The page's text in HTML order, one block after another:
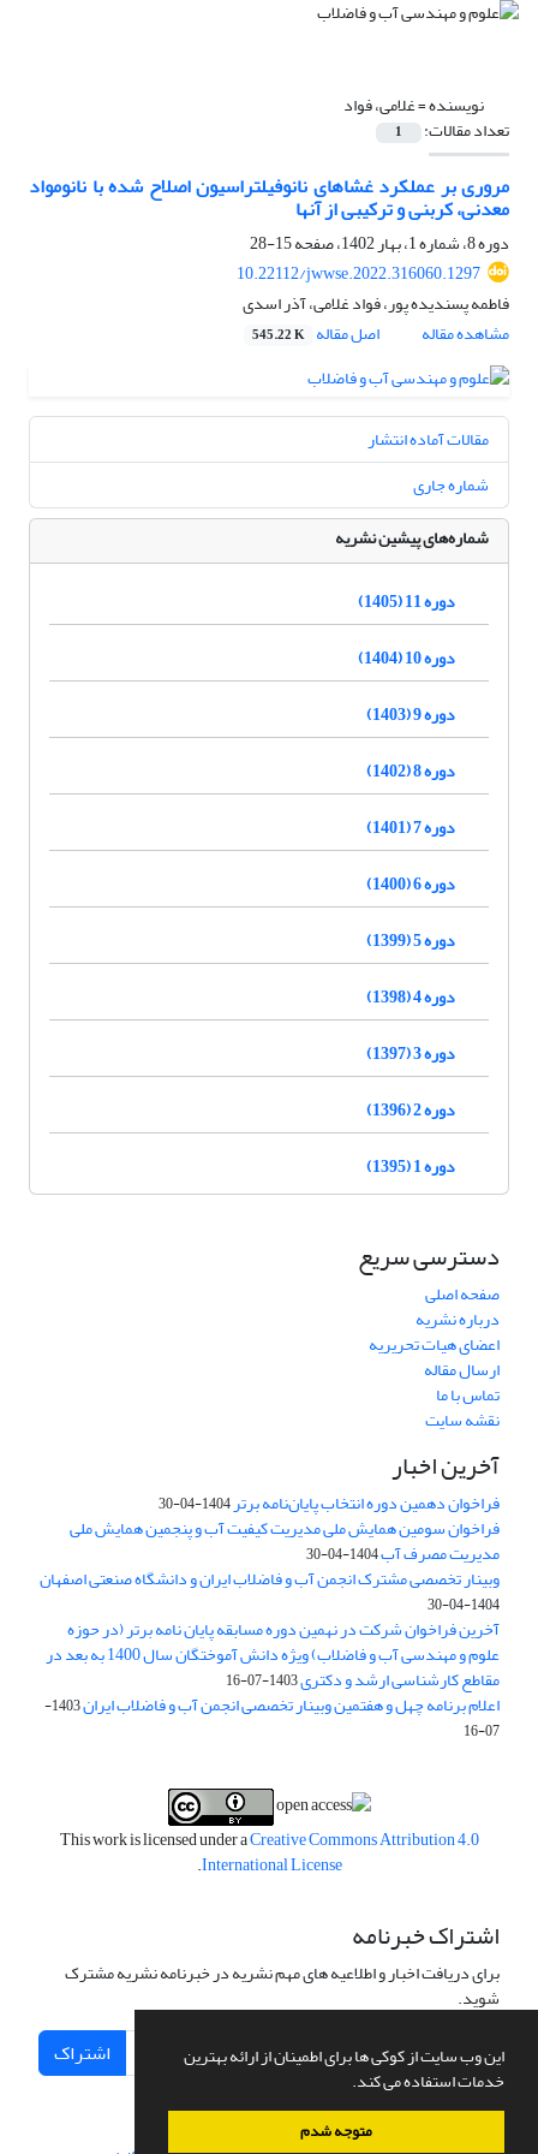
این وب سایت از کوکی ها برای اطمینان از ارائه بهترین
خدمات استفاده می کند.
متوجه شدم
نویسنده =غلامی، فواد
تعداد مقالات: 1
مروری بر عملکرد غشاهای نانوفیلتراسیون اصلاح شده با نانومواد
معدنی، کربنی و ترکیبی از آن‎ها
دوره 8، شماره 1، بهار 1402، صفحه
15-28
10.22112/jwwse.2022.316060.1297
فاطمه پسندیده پور، فواد غلامی، آذر اسدی
مشاهده مقاله
اصل مقاله 545.22 K
مقالات آماده انتشار
شماره جاری
شماره‌های پیشین نشریه
دوره 11 (1405)
دوره 10 (1404)
دوره 9 (1403)
دوره 8 (1402)
دوره 7 (1401)
دوره 6 (1400)
دوره 5 (1399)
دوره 4 (1398)
دوره 3 (1397)
دوره 2 (1396)
دوره 1 (1395)
دسترسی سریع
صفحه اصلی
درباره نشریه
اعضای هیات تحریریه
ارسال مقاله
تماس با ما
نقشه سایت
آخرین اخبار
فراخوان دهمین دوره انتخاب پایان‌نامه برتر1404-04-30
فراخوان سومین همایش ملی مدیریت کیفیت آب و پنجمین همایش ملی
مدیریت مصرف آب1404-04-30
وبینار تخصصی مشترک انجمن آب و فاضلاب ایران و دانشگاه صنعتی اصفهان
1404-04-30
آخرین فراخوان شرکت در نهمین دوره مسابقه پایان نامه برتر (در حوزه
علوم و مهندسی آب و فاضلاب) ویژه دانش آموختگان سال 1400 به بعد در
مقاطع کارشناسی ارشد و دکتری1403-07-16
اعلام برنامه چهل و هفتمین وبینار تخصصی انجمن آب و فاضلاب ایران
1403-
07-16
This work is licensed under aCreative Commons Attribution 4.0
International License
.
اشتراک خبرنامه
برای دریافت اخبار و اطلاعیه های مهم نشریه در خبرنامه نشریه مشترک
شوید.
اشتراک